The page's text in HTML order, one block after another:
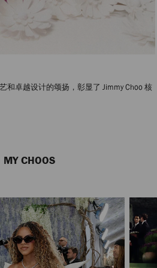
和卓越设计的颂扬，彰显了 Jimmy Choo 核
MY CHOOS